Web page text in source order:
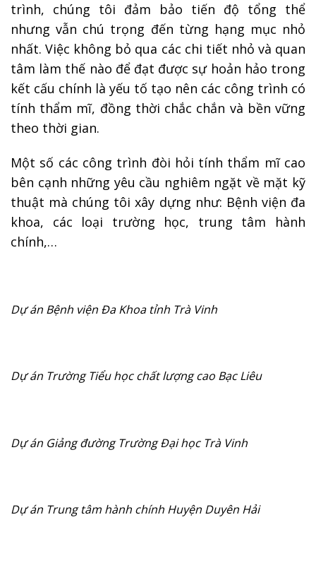
trình, chúng tôi đảm bảo tiến độ tổng thể
nhưng vẫn chú trọng đến từng hạng mục nhỏ
nhất. Việc không bỏ qua các chi tiết nhỏ và quan
tâm làm thế nào để đạt được sự hoản hảo trong
kết cấu chính là yếu tố tạo nên các công trình có
tính thẩm mĩ, đồng thời chắc chắn và bền vững
theo thời gian.
Một số các công trình đòi hỏi tính thẩm mĩ cao
bên cạnh những yêu cầu nghiêm ngặt về mặt kỹ
thuật mà chúng tôi xây dựng như: Bệnh viện đa
khoa, các loại trường học, trung tâm hành
chính,…
Dự án Bệnh viện Đa Khoa tỉnh Trà Vinh
Dự án Trường Tiểu học chất lượng cao Bạc Liêu
Dự án Giảng đường Trường Đại học Trà Vinh
Dự án Trung tâm hành chính Huyện Duyên Hải